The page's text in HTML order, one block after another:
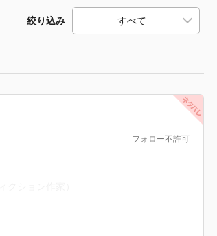
絞り込み
フォロー不許可